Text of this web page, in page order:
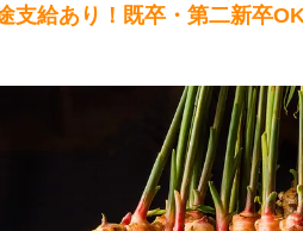
支給あり！既卒・第二新卒